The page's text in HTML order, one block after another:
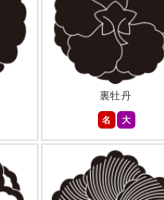
裏牡丹
名
大